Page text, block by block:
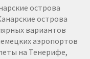
€22
острова
острова
вариантов
аэропортов
на Тенерифе,